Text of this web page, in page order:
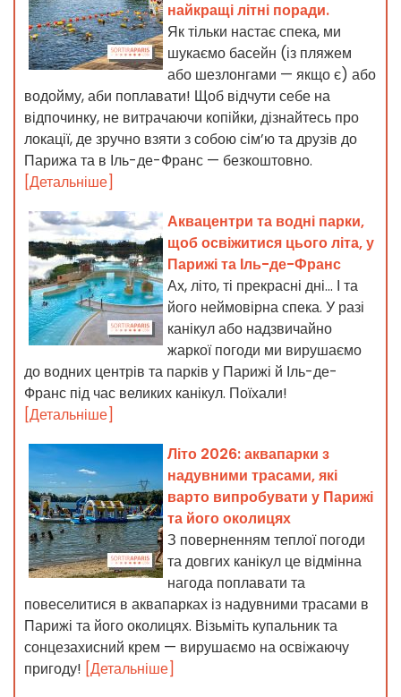
найкращі літні поради.
Як тільки настає спека, ми
шукаємо басейн (із пляжем
або шезлонгами — якщо є) або
водойму, аби поплавати! Щоб відчути себе на
відпочинку, не витрачаючи копійки, дізнайтесь про
локації, де зручно взяти з собою сім’ю та друзів до
Парижа та в Іль-де-Франс — безкоштовно.
[Детальніше]
Аквацентри та водні парки,
щоб освіжитися цього літа, у
Парижі та Іль-де-Франс
Ах, літо, ті прекрасні дні... І та
його неймовірна спека. У разі
канікул або надзвичайно
жаркої погоди ми вирушаємо
до водних центрів та парків у Парижі й Іль-де-
Франс під час великих канікул. Поїхали!
[Детальніше]
Літо 2026: аквапарки з
надувними трасами, які
варто випробувати у Парижі
та його околицях
З поверненням теплої погоди
та довгих канікул це відмінна
нагода поплавати та
повеселитися в аквапарках із надувними трасами в
Парижі та його околицях. Візьміть купальник та
сонцезахисний крем — вирушаємо на освіжаючу
пригоду! [Детальніше]